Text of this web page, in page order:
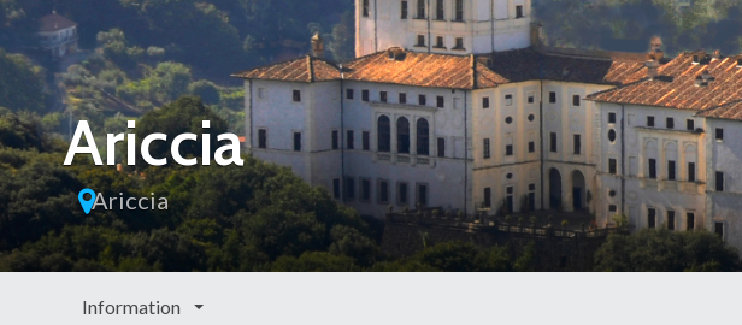
Ariccia
Ariccia
Information